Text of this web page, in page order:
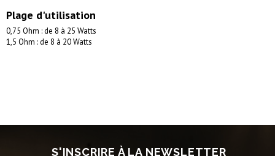
Plage d'utilisation
0,75 Ohm : de 8 à 25 Watts
1,5 Ohm : de 8 à 20 Watts
S'INSCRIRE À LA NEWSLETTER